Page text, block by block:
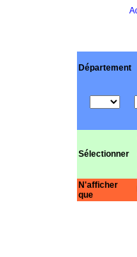
Département
Sélectionner
N'afficher
que